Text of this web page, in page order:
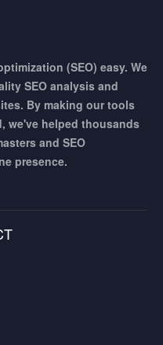
(SEO) easy. We
SEO analysis and
By making our tools
we've helped thousands
and SEO
presence.